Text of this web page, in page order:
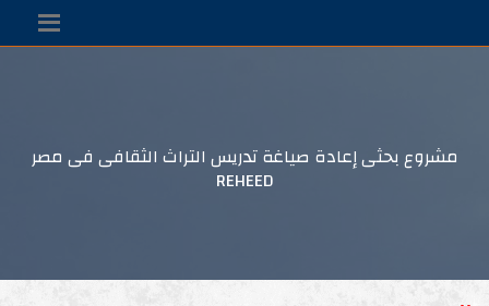
بحثى إعادة صياغة تدريس التراث الثقافى فى مصر